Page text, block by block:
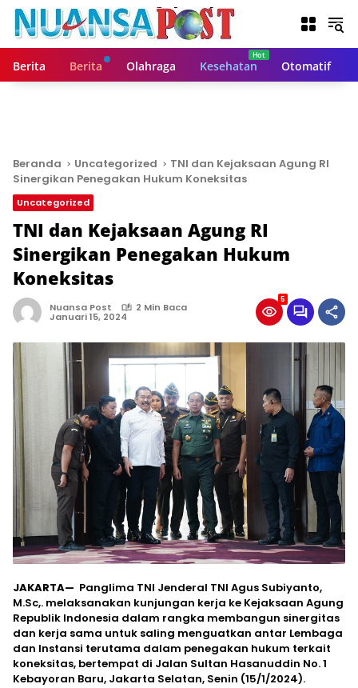
Berita Berita Olahraga Kesehatan Otomatif
Beranda Uncategorized
TNI dan Kejaksaan Agung RI
Sinergikan Penegakan Hukum Koneksitas
Uncategorized
TNI dan Kejaksaan Agung RI
Sinergikan Penegakan Hukum
Koneksitas
Nuansa Post 2 Min Baca
Januari 15, 2024
5
JAKARTA— Panglima TNI Jenderal TNI Agus Subiyanto,
M.Sc,. melaksanakan kunjungan kerja ke Kejaksaan Agung
Republik Indonesia dalam rangka membangun sinergitas
dan kerja sama untuk saling menguatkan antar Lembaga
dan Instansi terutama dalam penegakan hukum terkait
koneksitas, bertempat di Jalan Sultan Hasanuddin No. 1
Kebayoran Baru, Jakarta Selatan, Senin (15/1/2024).